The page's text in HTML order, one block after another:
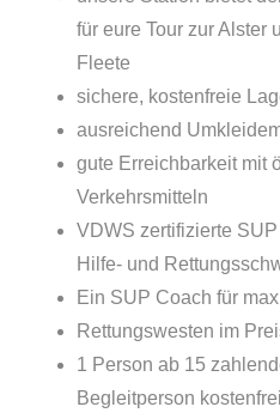
für eure Tour zur Alster
Fleete
sichere, kostenfreie
ausreichend
gute Erreichbarkeit mit
Verkehrsmitteln
VDWS zertifizierte
Hilfe- und
Ein SUP Coach für
Rettungswesten im
1 Person ab 15
Begleitperson kostenfrei